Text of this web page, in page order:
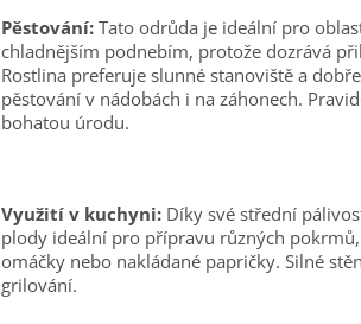
Pěstování: Tato odrůda je ideální pro
chladnějším podnebím, protože dozrává
Rostlina preferuje slunné stanoviště a
pěstování v nádobách i na záhonech.
bohatou úrodu.
Využití v kuchyni: Díky své střední
plody ideální pro přípravu různých
omáčky nebo nakládané papričky. Silné
grilování.